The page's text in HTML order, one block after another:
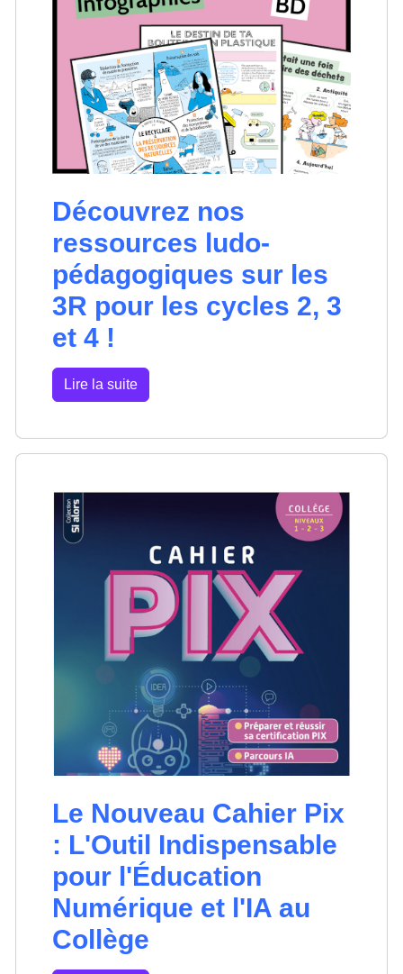
Découvrez nos
ressources ludo-
pédagogiques sur les
3R pour les cycles 2, 3
et 4 !
Lire la suite
Le Nouveau Cahier Pix
: L'Outil Indispensable
pour l'Éducation
Numérique et l'IA au
Collège